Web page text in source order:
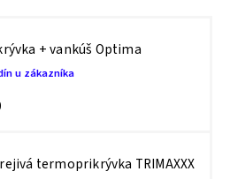
+ vankúš Optima
u zákazníka
termoprikrývka TRIMAXXX